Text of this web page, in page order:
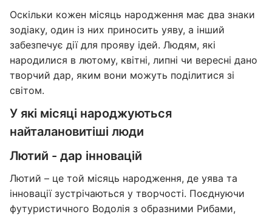
Оскільки кожен місяць народження має два знаки
зодіаку, один із них приносить уяву, а інший
забезпечує дії для прояву ідей. Людям, які
народилися в лютому, квітні, липні чи вересні дано
творчий дар, яким вони можуть поділитися зі
світом.
У які місяці народжуються
найталановитіші люди
Лютий - дар інновацій
Лютий – це той місяць народження, де уява та
інновації зустрічаються у творчості. Поєднуючи
футуристичного Водолія з образними Рибами,